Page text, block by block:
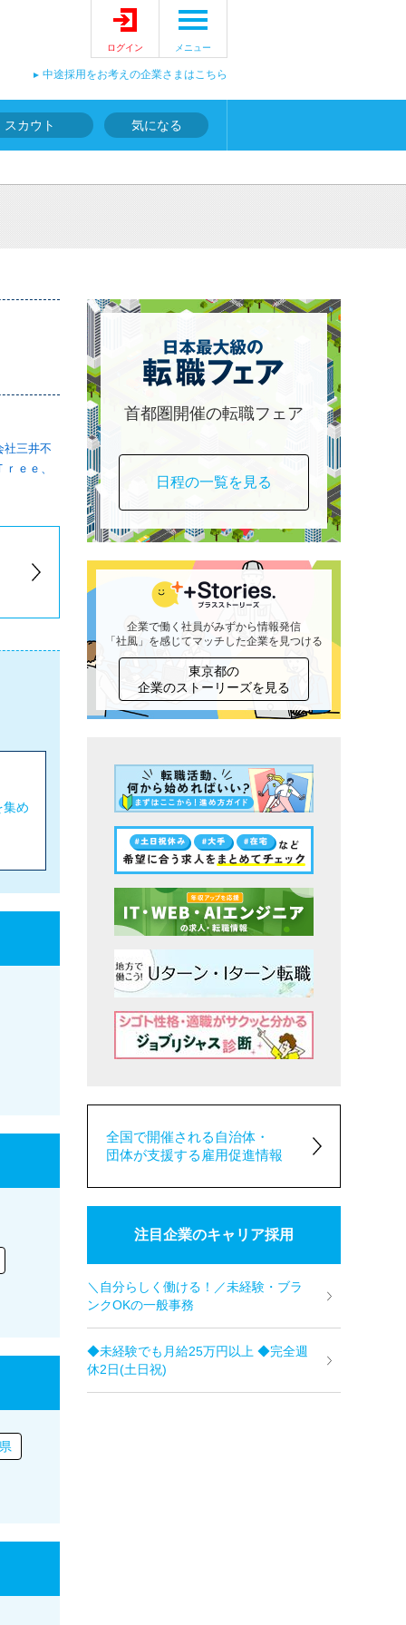
ログイン メニュー
中途採用をお考えの企業さまはこちら
スカウト 気になる
社三井不
ｅｅ、
集め
首都圏開催の転職フェア
日程の一覧を見る
企業で働く社員がみずから情報発信
「社風」を感じてマッチした企業を見つける
東京都の
企業のストーリーズを見る
全国で開催される自治体・
団体が支援する雇用促進情報
注目企業のキャリア採用
＼自分らしく働ける！／未経験・ブラ
ンクOKの一般事務
◆未経験でも月給25万円以上 ◆完全週
休2日(土日祝)